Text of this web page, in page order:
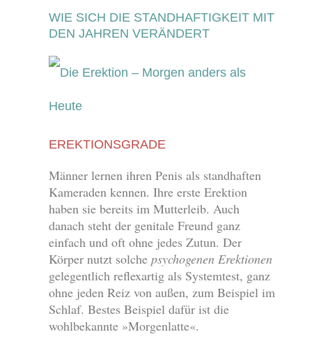
WIE SICH DIE STANDHAFTIGKEIT MIT
DEN JAHREN VERÄNDERT
EREKTIONSGRADE
Männer lernen ihren Penis als standhaften
Kameraden kennen. Ihre erste Erektion
haben sie bereits im Mutterleib. Auch
danach steht der genitale Freund ganz
einfach und oft ohne jedes Zutun. Der
Körper nutzt solche psychogenen Erektionen
gelegentlich reflexartig als Systemtest, ganz
ohne jeden Reiz von außen, zum Beispiel im
Schlaf. Bestes Beispiel dafür ist die
wohlbekannte »Morgenlatte«.